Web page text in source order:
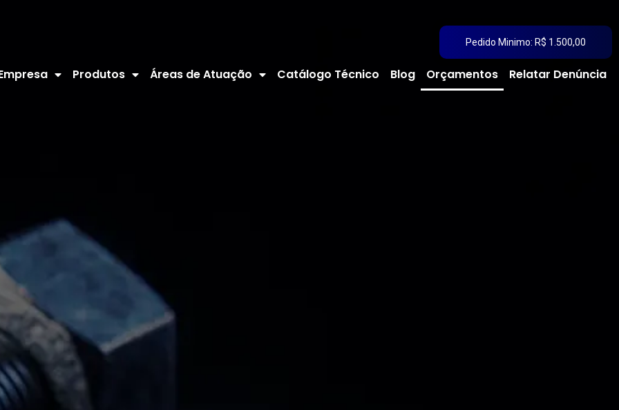
Pedido Minimo: R$ 1.500,00
Produtos Áreas de Atuação Catálogo Técnico Blog Orçamentos Relatar Denúncia